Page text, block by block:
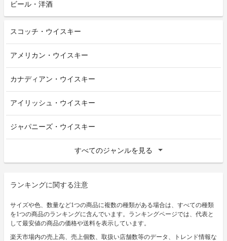
ビール・洋酒
スコッチ・ウイスキー
アメリカン・ウイスキー
カナディアン・ウイスキー
アイリッシュ・ウイスキー
ジャパニーズ・ウイスキー
すべてのジャンルを見る
ランキングに関する注意
サイズや色、数量など1つの商品に複数の種類がある場合は、すべての種類
を1つの商品のランキングに含んでいます。ランキングページでは、代表と
して最安値の商品の価格や送料を表示しています。
楽天市場内の売上高、売上個数、取扱い店舗数等のデータ、トレンド情報な